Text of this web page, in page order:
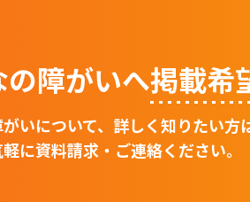
障がいへ掲載希
いについて、詳しく知りたい方
に資料請求・ご連絡ください。